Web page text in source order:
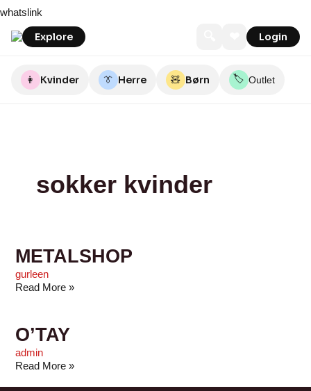
to
content
whatslink
Explore Login
👩 Kvinder 👔 Herre 🧸 Børn 🏷️ Outlet
sokker kvinder
METALSHOP
gurleen
Read More »
O’TAY
admin
Read More »